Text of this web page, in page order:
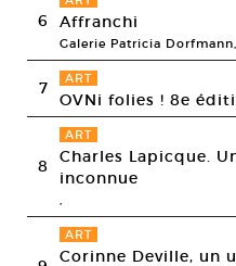
6 Affranchi
Galerie Patricia Dorfmann,
7 ART
OVNi folies ! 8e
8
ART
Charles Lapicque.
inconnue
,
ART
Corinne Deville, un